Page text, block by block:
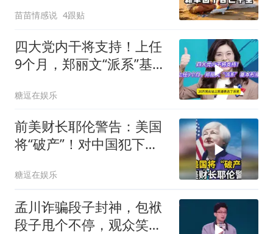
苗苗情感说 4跟贴
四大党内干将支持！上任
9个月，郑丽文“派系”基本
糖逗在娱乐
前美财长耶伦警告：美国
将“破产”！对中国犯下两
糖逗在娱乐
孟川诈骗段子封神，包袱
段子甩个不停，观众笑到